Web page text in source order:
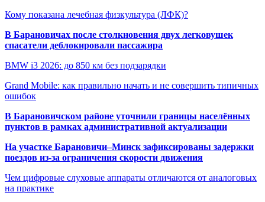
Кому показана лечебная физкультура (ЛФК)?
В Барановичах после столкновения двух легковушек
спасатели деблокировали пассажира
BMW i3 2026: до 850 км без подзарядки
Grand Mobile: как правильно начать и не совершить типичных
ошибок
В Барановичском районе уточнили границы населённых
пунктов в рамках административной актуализации
На участке Барановичи–Минск зафиксированы задержки
поездов из-за ограничения скорости движения
Чем цифровые слуховые аппараты отличаются от аналоговых
на практике